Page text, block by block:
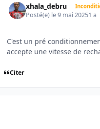
xhala_debru
Posté(e) le 9 mai 20251 a
C'est un pré
accepte une vitesse de
Citer